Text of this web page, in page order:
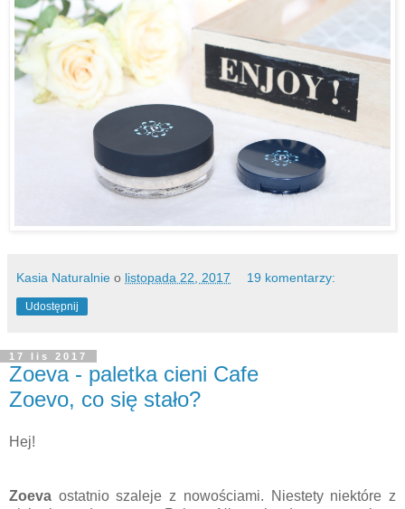
Kasia Naturalnie o listopada 22, 2017 19 komentarzy:
Udostępnij
17 lis 2017
Zoeva - paletka cieni Cafe
Zoevo, co się stało?
Hej!
Zoeva ostatnio szaleje z nowościami. Niestety niektóre z